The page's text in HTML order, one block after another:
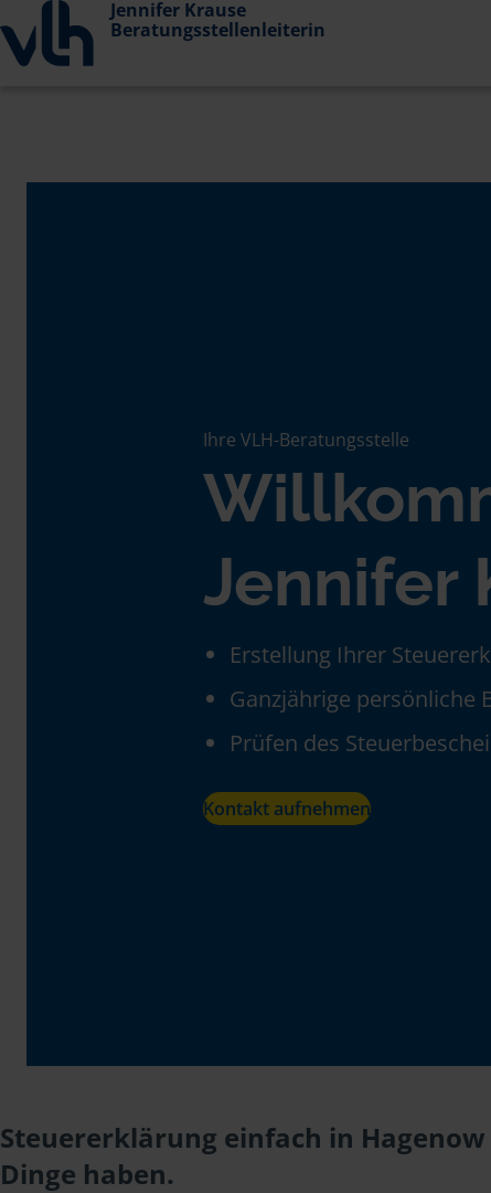
Jennifer Krause
Beratungsstellenleiterin
Ihre VLH-Beratungsstelle
Jennifer
Erstellung Ihrer
Ganzjährige persönliche
Prüfen des
Kontakt aufnehmen
Steuererklärung einfach in
Dinge haben.